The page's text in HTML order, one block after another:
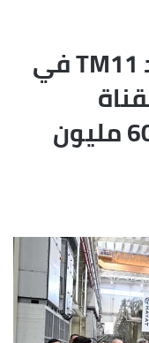
مصنع المناديل الجديد TM11 في
السويس باستثمارات 60 مليون